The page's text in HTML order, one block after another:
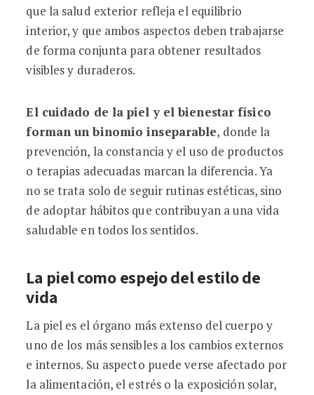
que la salud exterior refleja el equilibrio
interior, y que ambos aspectos deben trabajarse
de forma conjunta para obtener resultados
visibles y duraderos.
El cuidado de la piel y el bienestar físico
forman un binomio inseparable, donde la
prevención, la constancia y el uso de productos
o terapias adecuadas marcan la diferencia. Ya
no se trata solo de seguir rutinas estéticas, sino
de adoptar hábitos que contribuyan a una vida
saludable en todos los sentidos.
La piel como espejo del estilo de
vida
La piel es el órgano más extenso del cuerpo y
uno de los más sensibles a los cambios externos
e internos. Su aspecto puede verse afectado por
la alimentación, el estrés o la exposición solar,